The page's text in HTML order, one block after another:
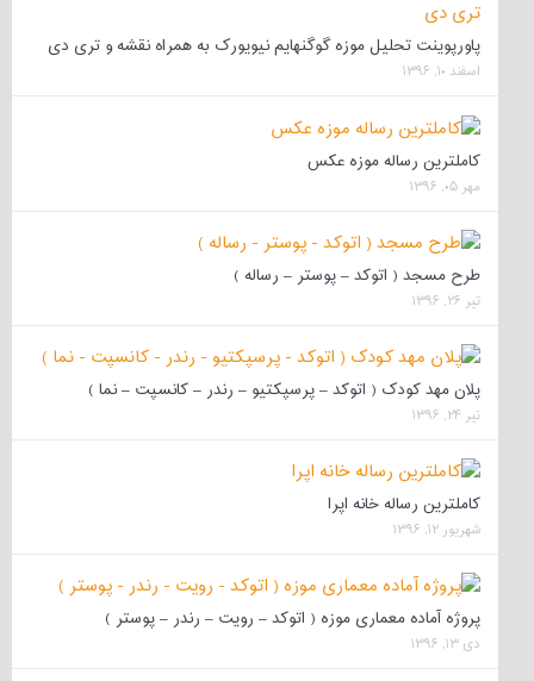
پاورپوینت تحلیل موزه گوگنهایم نیویورک به همراه نقشه و تری دی
اسفند ۱۰, ۱۳۹۶
کاملترین رساله موزه عکس
مهر ۰۵, ۱۳۹۶
طرح مسجد ( اتوکد – پوستر – رساله )
تیر ۲۶, ۱۳۹۶
پلان مهد کودک ( اتوکد – پرسپکتیو – رندر – کانسپت – نما )
تیر ۲۴, ۱۳۹۶
کاملترین رساله خانه اپرا
شهریور ۱۲, ۱۳۹۶
پروژه آماده معماری موزه ( اتوکد – رویت – رندر – پوستر )
دی ۱۳, ۱۳۹۶